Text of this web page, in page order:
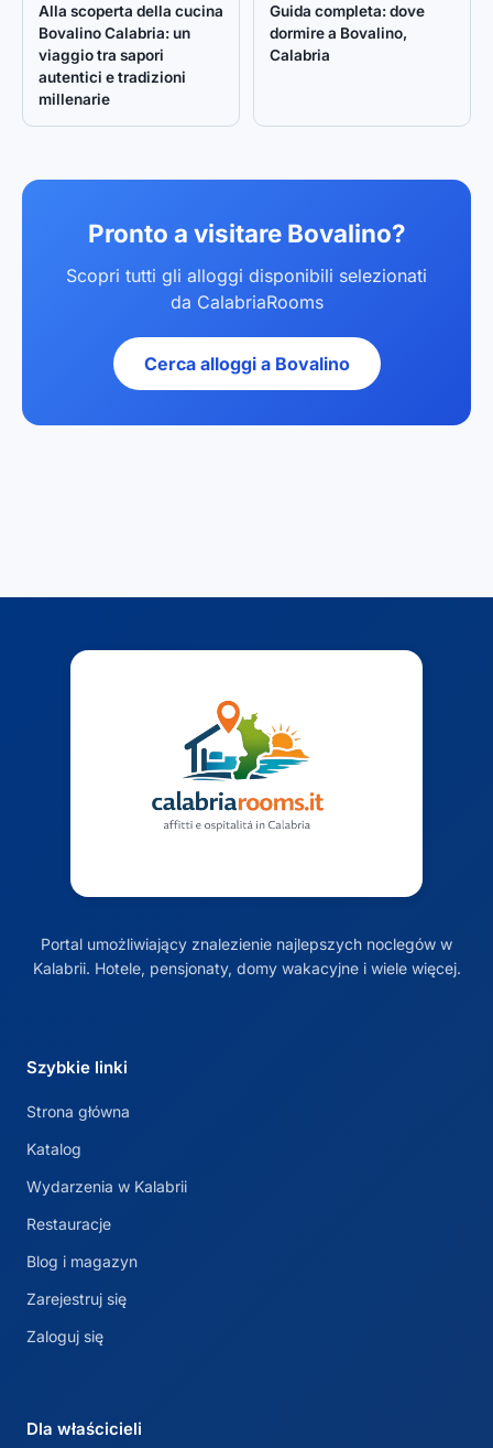
Alla scoperta della cucina
Bovalino Calabria: un
viaggio tra sapori
autentici e tradizioni
millenarie
Guida completa: dove
dormire a Bovalino,
Calabria
Pronto a visitare Bovalino?
Scopri tutti gli alloggi disponibili selezionati
da CalabriaRooms
Cerca alloggi a Bovalino
Portal umożliwiający znalezienie najlepszych noclegów w
Kalabrii. Hotele, pensjonaty, domy wakacyjne i wiele więcej.
Szybkie linki
Strona główna
Katalog
Wydarzenia w Kalabrii
Restauracje
Blog i magazyn
Zarejestruj się
Zaloguj się
Dla właścicieli